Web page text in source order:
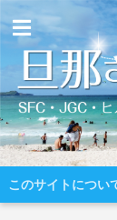
このサイトについ